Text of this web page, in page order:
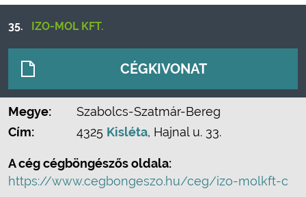
35. IZO-MOL KFT.
CÉGKIVONAT
Megye:
Szabolcs-Szatmár-Bereg
Cím:
4325 Kisléta, Hajnal u. 33.
A cég cégböngészős oldala:
https://www.cegbongeszo.hu/ceg/izo-molkft-c